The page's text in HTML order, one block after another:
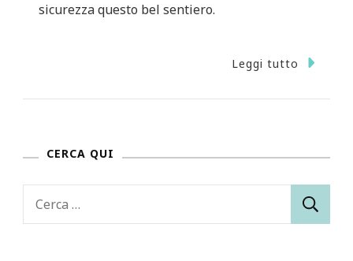
sicurezza questo bel sentiero.
Leggi tutto
CERCA QUI
Ricerca